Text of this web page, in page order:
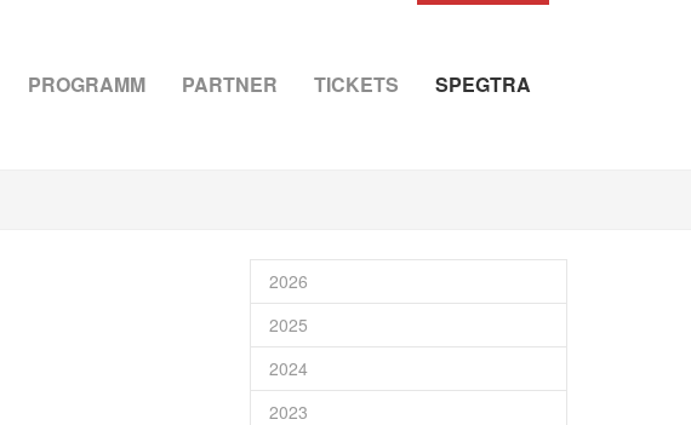
PROGRAMM PARTNER TICKETS SPEGTRA
2026
2025
2024
2023